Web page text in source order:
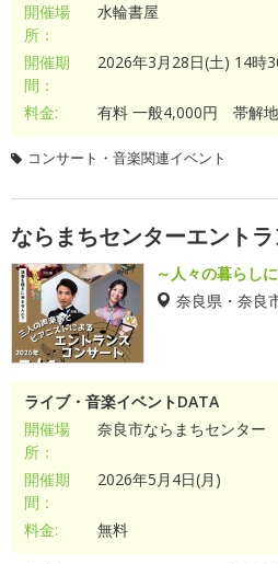
開催場
所：
水輪書屋
開催期
間：
2026年3月28日(土) 14時
料金: 有料 一般4,000円 帯解
コンサート・音楽関連イベント
ならまちセンターエント
～人々の暮らし
奈良県・奈良
ライブ・音楽イベントDATA
開催場
所：
奈良市ならまちセンター
開催期
間：
2026年5月4日(月)
料金: 無料